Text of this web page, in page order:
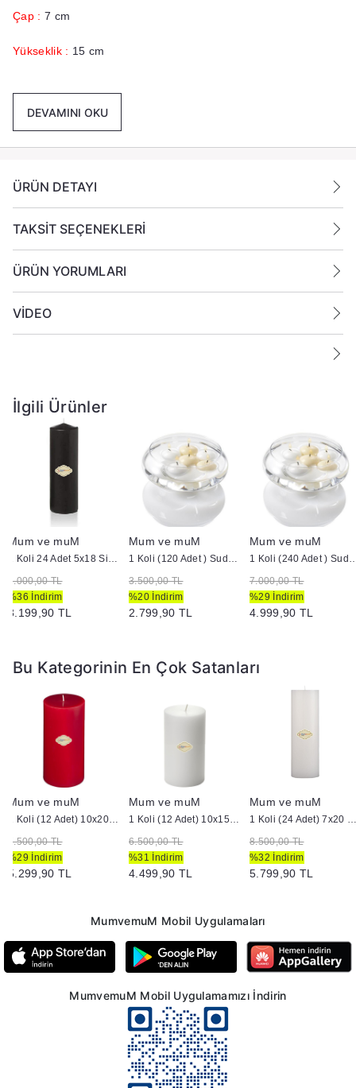
Çap : 7 cm
Yükseklik : 15 cm
Paket İçeriği : 1 Koli İçinde 24 Adet Mum Gönderilmektedir
Yanan bir mumun durumunu belirli aralıklarla kontrol edin.
Mumları yanıcı maddelerin yakınlarına koymayın.
DEVAMINI OKU
ÜRÜN DETAYI
TAKSİT SEÇENEKLERİ
ÜRÜN YORUMLARI
VİDEO
İlgili Ürünler
Mum ve muM
1 Koli 24 Adet 5x18 Siyah Silindir Kütük Mum
5.000,00 TL
%36 İndirim
3.199,90 TL
Mum ve muM
1 Koli (120 Adet ) Suda Yüzen Mum
3.500,00 TL
%20 İndirim
2.799,90 TL
Mum ve muM
1 Koli (240 Adet )
7.000,00 TL
%29 İndirim
4.999,90 TL
Bu Kategorinin En Çok Satanları
Mum ve muM
1 Koli (12 Adet) 10x20 Kırmızı Silindir Mum
7.500,00 TL
%29 İndirim
5.299,90 TL
Mum ve muM
1 Koli (12 Adet) 10x15 Beyaz Silindir Mum
6.500,00 TL
%31 İndirim
4.499,90 TL
Mum ve muM
1 Koli (24 Adet) 7x20 cm Silindir
8.500,00 TL
%32 İndirim
5.799,90 TL
MumvemuM Mobil Uygulamaları
MumvemuM Mobil Uygulamamızı İndirin